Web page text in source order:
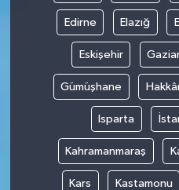
Edirne Elazığ
Eskişehir
Gümüşhane
Isparta
Kahramanmaraş
Kars Kastamonu